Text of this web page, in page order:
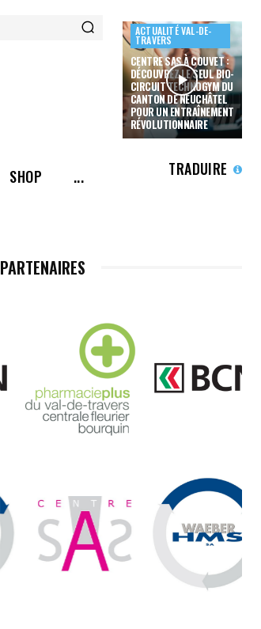
ACTUALITÉ VAL-DE-
TRAVERS
CENTRE SAS À COUVET :
DÉCOUVREZ LE SEUL BIO-
CIRCUIT TECHNOGYM DU
CANTON DE NEUCHÂTEL
POUR UN ENTRAÎNEMENT
RÉVOLUTIONNAIRE
SHOP ... TRADUIRE
PARTENAIRES